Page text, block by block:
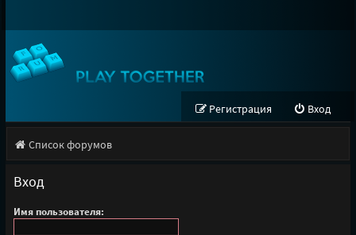
Вход
Регистрация
Список форумов
Вход
Имя пользователя: